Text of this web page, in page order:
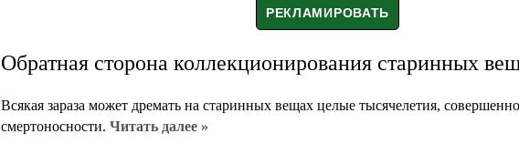
Обратная сторона коллекционирования старинных
Всякая зараза может дремать на старинных вещах целые тысячелетия,
смертоносности. Читать далее »